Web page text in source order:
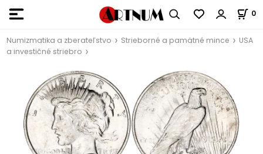
0
Numizmatika a zberateľstvo Strieborné a pamätné mince
USA
a investičné striebro